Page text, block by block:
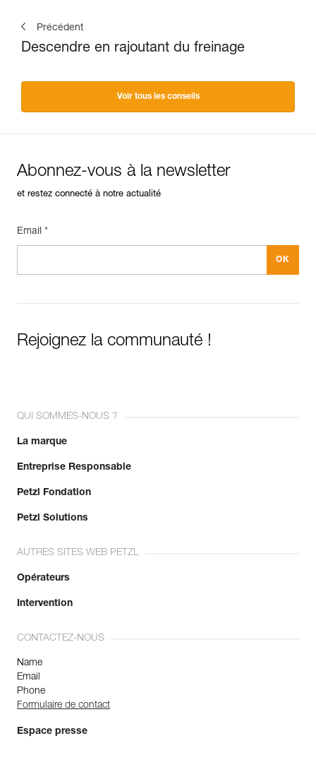
Précédent
Descendre en rajoutant du freinage
Voir tous les conseils
Abonnez-vous à la newsletter
et restez connecté à notre actualité
Email *
Rejoignez la communauté !
QUI SOMMES-NOUS ?
La marque
Entreprise Responsable
Petzl Fondation
Petzl Solutions
AUTRES SITES WEB PETZL
Opérateurs
Intervention
CONTACTEZ-NOUS
Name
Email
Phone
Formulaire de contact
Espace presse